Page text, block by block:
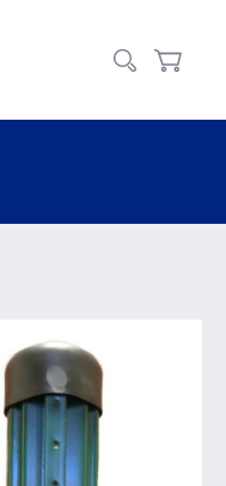
Vyhľadať
Košík